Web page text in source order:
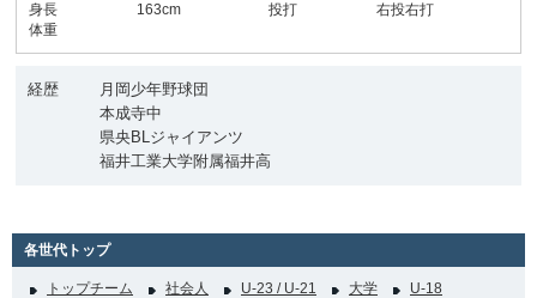
身長
163cm 投打
右投右打
体重
経歴
月岡少年野球団
本成寺中
県央BLジャイアンツ
福井工業大学附属福井高
各世代トップ
トップチーム 社会人 U-23 / U-21 大学
U-18